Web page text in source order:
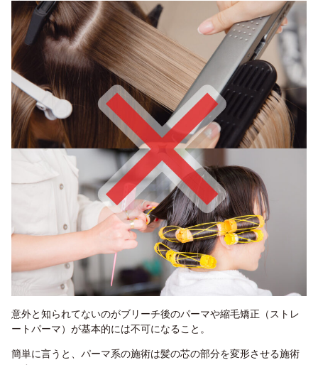
意外と知られてないのがブリーチ後のパーマや縮毛矯正（ストレ
ートパーマ）が基本的には不可になること。
簡単に言うと、パーマ系の施術は髪の芯の部分を変形させる施術